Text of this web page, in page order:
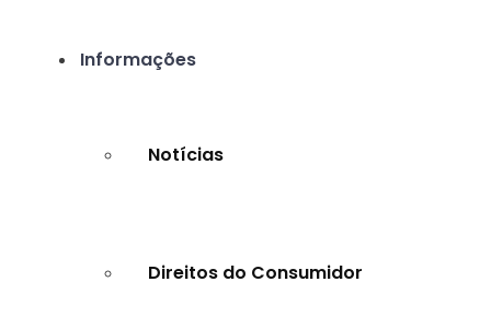
Informações
Notícias
Direitos do Consumidor